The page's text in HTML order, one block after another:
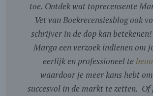
toe. Ontdek wat toprecensente
Vet van Boekrecensiesblog ook
schrijver in de dop kan
Marga een verzoek indienen om
eerlijk en professioneel te
waardoor je meer kans hebt
succesvol in de markt te zetten. Of